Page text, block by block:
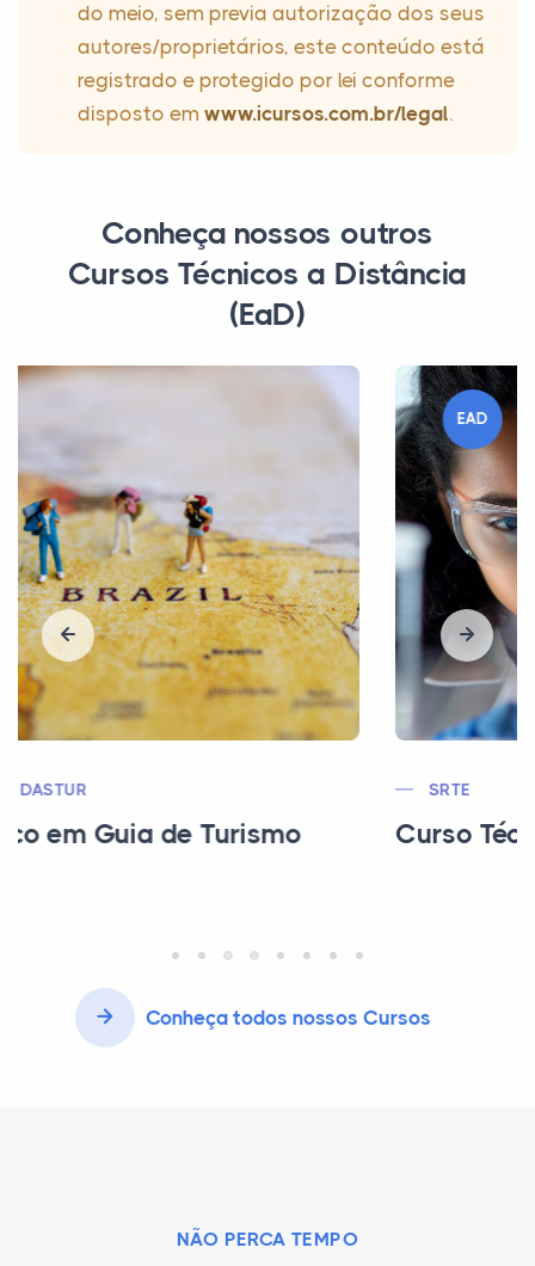
do meio, sem previa autorização dos seus
autores/proprietários, este conteúdo está
registrado e protegido por lei conforme
disposto em www.icursos.com.br/legal.
Conheça nossos outros
Cursos Técnicos a Distância
(EaD)
SRTE
Curso Técnico em Química
Conheça todos nossos Cursos
NÃO PERCA TEMPO